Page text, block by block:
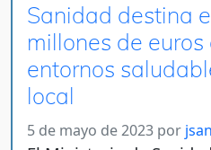
Sanidad destina
millones de
entornos
local
5 de mayo de 2023 por